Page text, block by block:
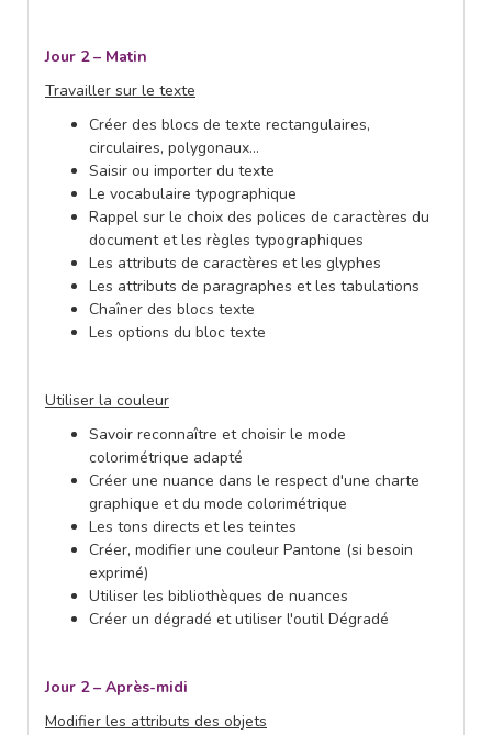
Jour 2 – Matin
Travailler sur le texte
Créer des blocs de texte rectangulaires,
circulaires, polygonaux…
Saisir ou importer du texte
Le vocabulaire typographique
Rappel sur le choix des polices de caractères du
document et les règles typographiques
Les attributs de caractères et les glyphes
Les attributs de paragraphes et les tabulations
Chaîner des blocs texte
Les options du bloc texte
Utiliser la couleur
Savoir reconnaître et choisir le mode
colorimétrique adapté
Créer une nuance dans le respect d'une charte
graphique et du mode colorimétrique
Les tons directs et les teintes
Créer, modifier une couleur Pantone (si besoin
exprimé)
Utiliser les bibliothèques de nuances
Créer un dégradé et utiliser l'outil Dégradé
Jour 2 – Après-midi
Modifier les attributs des objets